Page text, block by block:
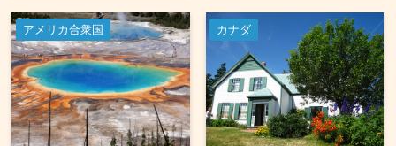
アメリカ合衆国 カナダ